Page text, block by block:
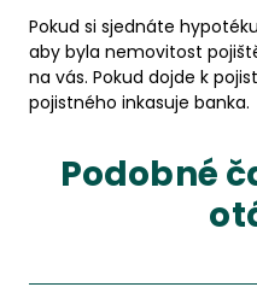
Pokud si sjednáte
aby byla nemovitost
na vás. Pokud dojde k
pojistného inkasuje banka.
Podobné